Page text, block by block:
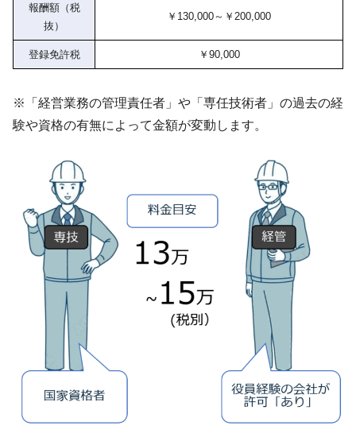
報酬額（税
抜）
￥130,000～￥200,000
登録免許税 ￥90,000
※「経営業務の管理責任者」や「専任技術者」の過去の経
験や資格の有無によって金額が変動します。